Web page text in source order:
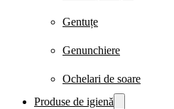
Gentuțe
Genunchiere
Ochelari de soare
Produse de igienă